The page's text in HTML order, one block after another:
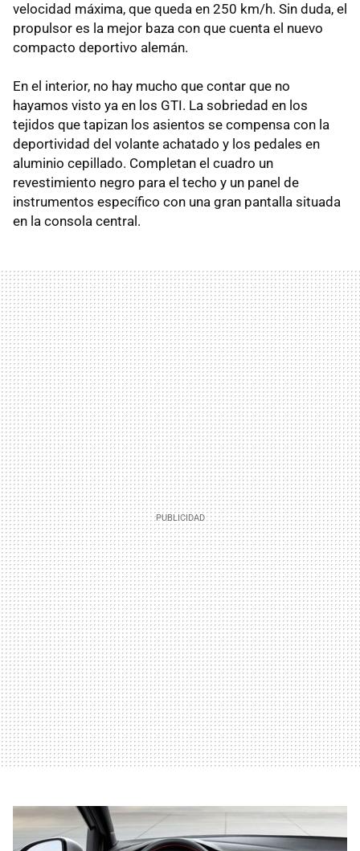
velocidad máxima, que queda en 250 km/h. Sin duda, el
propulsor es la mejor baza con que cuenta el nuevo
compacto deportivo alemán.
En el interior, no hay mucho que contar que no
hayamos visto ya en los GTI. La sobriedad en los
tejidos que tapizan los asientos se compensa con la
deportividad del volante achatado y los pedales en
aluminio cepillado. Completan el cuadro un
revestimiento negro para el techo y un panel de
instrumentos específico con una gran pantalla situada
en la consola central.